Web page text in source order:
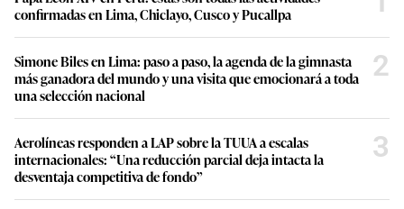
confirmadas en Lima, Chiclayo, Cusco y Pucallpa
Simone Biles en Lima: paso a paso, la agenda de la gimnasta
más ganadora del mundo y una visita que emocionará a toda
una selección nacional
2
Aerolíneas responden a LAP sobre la TUUA a escalas
internacionales: “Una reducción parcial deja intacta la
desventaja competitiva de fondo”
3